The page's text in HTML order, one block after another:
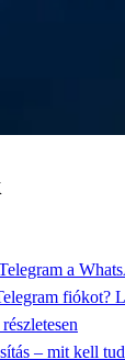
a
fiókot?
– mit kell